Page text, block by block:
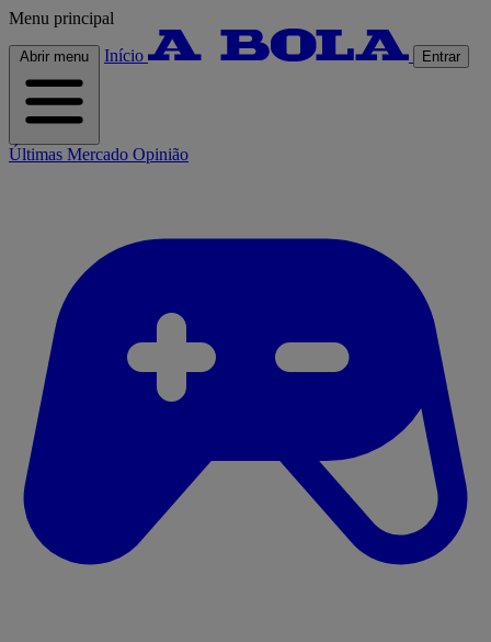
Menu principal
Abrir menu Início Entrar
Últimas Mercado Opinião